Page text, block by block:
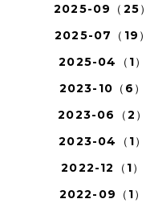
2025-09（25）
2025-07（19）
2025-04（1）
2023-10（6）
2023-06（2）
2023-04（1）
2022-12（1）
2022-09（1）